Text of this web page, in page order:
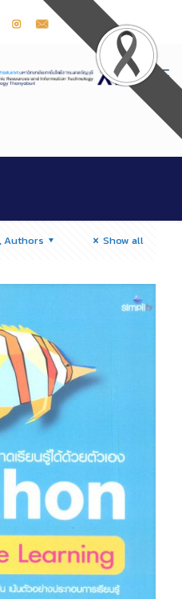
Authors Show all